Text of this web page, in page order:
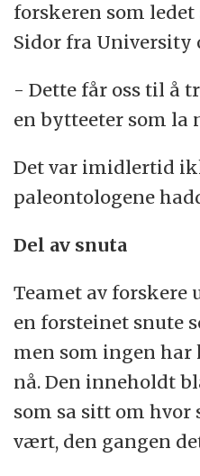
forskeren som
Sidor fra University
- Dette får oss til å
en bytteeter som la
Det var imidlertid
paleontologene
Del av snuta
Teamet av forskere
en forsteinet snute
men som ingen
nå. Den inneholdt
som sa sitt om
vært, den gangen